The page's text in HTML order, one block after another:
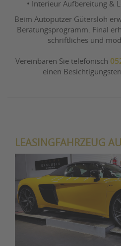
• Interieur Aufbereitung &
Beim Autoputzer Gütersloh
Beratungsprogramm. Final
schriftliches und
Vereinbaren Sie telefonisch
einen
LEASINGFAHRZEUG